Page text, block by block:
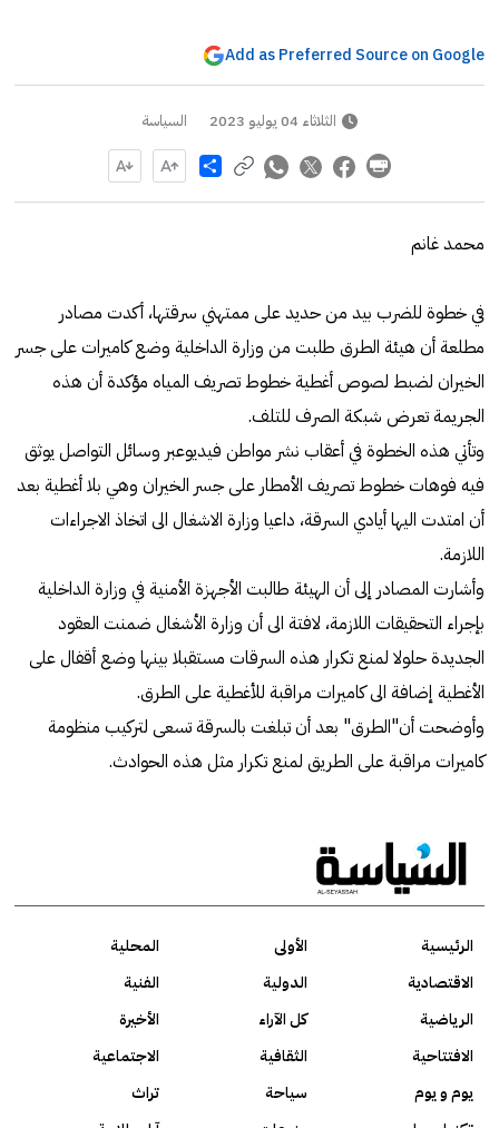
Add as Preferred Source on Google
الثلاثاء 04 يوليو 2023 السياسة
Share
محمد غانم
في خطوة للضرب بيد من حديد على ممتهني سرقتها، أكدت مصادر
مطلعة أن هيئة الطرق طلبت من وزارة الداخلية وضع كاميرات على جسر
الخيران لضبط لصوص أغطية خطوط تصريف المياه مؤكدة أن هذه
الجريمة تعرض شبكة الصرف للتلف.
وتأتي هذه الخطوة في أعقاب نشر مواطن فيديوعبر وسائل التواصل يوثق
فيه فوهات خطوط تصريف الأمطار على جسر الخيران وهي بلا أغطية بعد
أن امتدت اليها أيادي السرقة، داعيا وزارة الاشغال الى اتخاذ الاجراءات
اللازمة.
وأشارت المصادر إلى أن الهيئة طالبت الأجهزة الأمنية في وزارة الداخلية
بإجراء التحقيقات اللازمة، لافتة الى أن وزارة الأشغال ضمنت العقود
الجديدة حلولا لمنع تكرار هذه السرقات مستقبلا بينها وضع أقفال على
الأغطية إضافة الى كاميرات مراقبة للأغطية على الطرق.
وأوضحت أن"الطرق" بعد أن تبلغت بالسرقة تسعى لتركيب منظومة
كاميرات مراقبة على الطريق لمنع تكرار مثل هذه الحوادث.
الرئيسية الأولى
المحلية
الاقتصادية
الدولية
الفنية
الرياضية
كل الآراء
الأخيرة
الافتتاحية
الثقافية
الاجتماعية
يوم و يوم
سياحة
تراث